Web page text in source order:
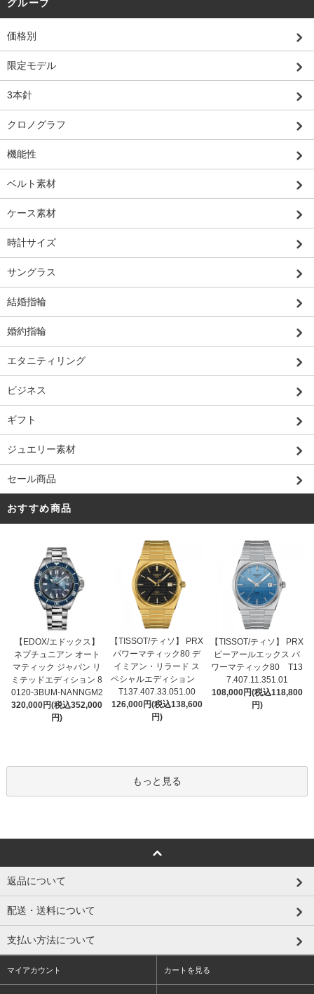
グループ
価格別
限定モデル
3本針
クロノグラフ
機能性
ベルト素材
ケース素材
時計サイズ
サングラス
結婚指輪
婚約指輪
エタニティリング
ビジネス
ギフト
ジュエリー素材
セール商品
おすすめ商品
【EDOX/エドックス】
ネプチュニアン オート
マティック ジャパン リ
ミテッドエディション 8
0120-3BUM-NANNGM2
320,000円(税込352,000
円)
【TISSOT/ティソ】 PRX
パワーマティック80 デ
イミアン・リラード ス
ペシャルエディション
T137.407.33.051.00
126,000円(税込138,600
円)
【TISSOT/ティソ】 PRX
ピーアールエックス パ
ワーマティック80 T13
7.407.11.351.01
108,000円(税込118,800
円)
もっと見る
返品について
配送・送料について
支払い方法について
マイアカウント カートを見る